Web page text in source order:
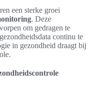
een sterke groei
. Deze
om gedragen te
continu te
in gezondheid draagt bij